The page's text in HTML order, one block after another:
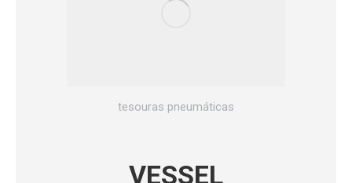
tesouras pneumáticas
VESSEL